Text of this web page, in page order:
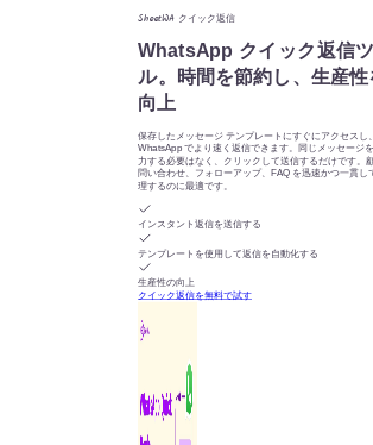
SheetWA クイック返信
WhatsApp クイック返信
ル。時間を節約し、生産性
向上
保存したメッセージ テンプレートにすぐにアクセスし、
WhatsApp でより速く返信できます。同じメッセージ
力する必要はなく、クリックして送信するだけです。
問い合わせ、フォローアップ、FAQ を迅速かつ一貫し
理するのに最適です。
インスタント返信を送信する
テンプレートを使用して返信を自動化する
生産性の向上
クイック返信を無料で試す